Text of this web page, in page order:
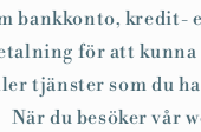
bankkonto, kredit-
för att
tjänster som du
När du besöker vår